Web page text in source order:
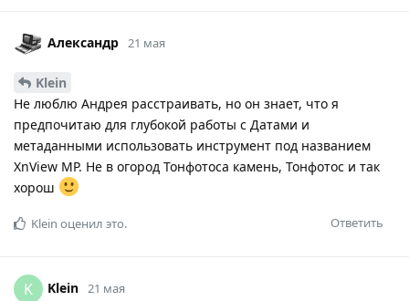
Александр 21 мая
Klein
Не люблю Андрея расстраивать, но он знает, что я
предпочитаю для глубокой работы с Датами и
метаданными использовать инструмент под названием
XnView MP. Не в огород Тонфотоса камень, Тонфотос и так
хорош
Ответить
Klein оценил это.
K Klein 21 мая